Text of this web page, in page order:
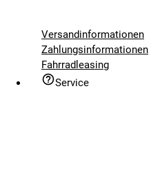
Versandinformationen
Zahlungsinformationen
Fahrradleasing
Service